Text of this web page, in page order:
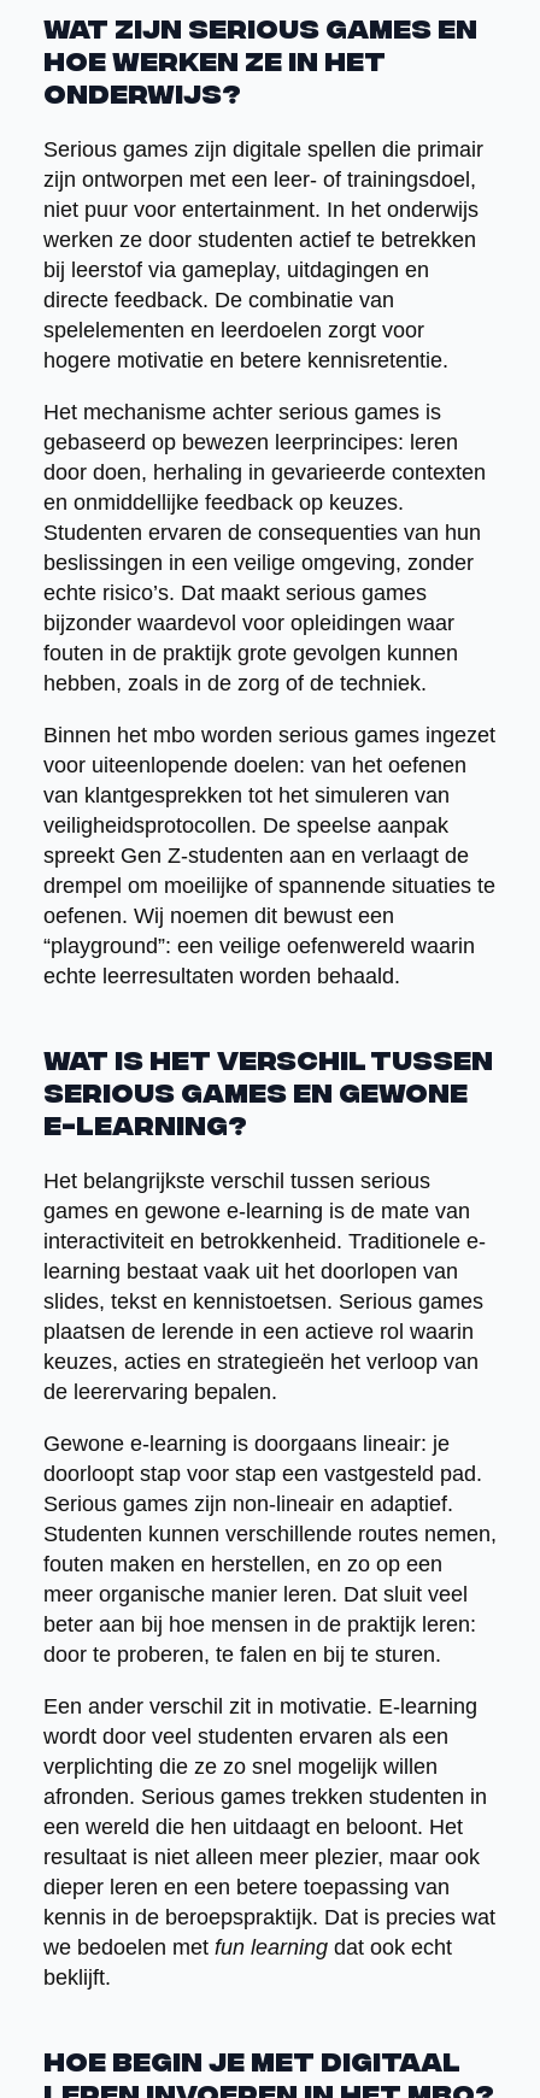
Wat zijn serious games en
hoe werken ze in het
onderwijs?
Serious games zijn digitale spellen die primair
zijn ontworpen met een leer- of trainingsdoel,
niet puur voor entertainment. In het onderwijs
werken ze door studenten actief te betrekken
bij leerstof via gameplay, uitdagingen en
directe feedback. De combinatie van
spelelementen en leerdoelen zorgt voor
hogere motivatie en betere kennisretentie.
Het mechanisme achter serious games is
gebaseerd op bewezen leerprincipes: leren
door doen, herhaling in gevarieerde contexten
en onmiddellijke feedback op keuzes.
Studenten ervaren de consequenties van hun
beslissingen in een veilige omgeving, zonder
echte risico’s. Dat maakt serious games
bijzonder waardevol voor opleidingen waar
fouten in de praktijk grote gevolgen kunnen
hebben, zoals in de zorg of de techniek.
Binnen het mbo worden serious games ingezet
voor uiteenlopende doelen: van het oefenen
van klantgesprekken tot het simuleren van
veiligheidsprotocollen. De speelse aanpak
spreekt Gen Z-studenten aan en verlaagt de
drempel om moeilijke of spannende situaties te
oefenen. Wij noemen dit bewust een
“playground”: een veilige oefenwereld waarin
echte leerresultaten worden behaald.
Wat is het verschil tussen
serious games en gewone
e-learning?
Het belangrijkste verschil tussen serious
games en gewone e-learning is de mate van
interactiviteit en betrokkenheid. Traditionele e-
learning bestaat vaak uit het doorlopen van
slides, tekst en kennistoetsen. Serious games
plaatsen de lerende in een actieve rol waarin
keuzes, acties en strategieën het verloop van
de leerervaring bepalen.
Gewone e-learning is doorgaans lineair: je
doorloopt stap voor stap een vastgesteld pad.
Serious games zijn non-lineair en adaptief.
Studenten kunnen verschillende routes nemen,
fouten maken en herstellen, en zo op een
meer organische manier leren. Dat sluit veel
beter aan bij hoe mensen in de praktijk leren:
door te proberen, te falen en bij te sturen.
Een ander verschil zit in motivatie. E-learning
wordt door veel studenten ervaren als een
verplichting die ze zo snel mogelijk willen
afronden. Serious games trekken studenten in
een wereld die hen uitdaagt en beloont. Het
resultaat is niet alleen meer plezier, maar ook
dieper leren en een betere toepassing van
kennis in de beroepspraktijk. Dat is precies wat
we bedoelen met fun learningdat ook echt
beklijft.
Hoe begin je met digitaal